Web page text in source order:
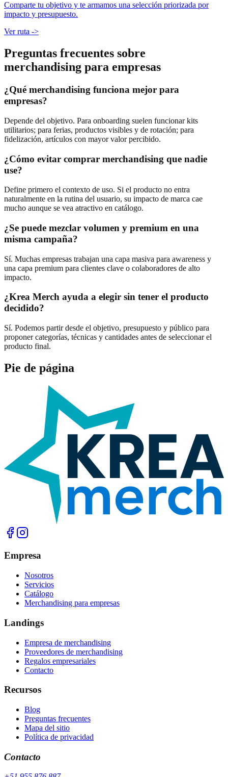
Comparte tu objetivo y te armamos una selección priorizada por
impacto y presupuesto.
Ver ruta ->
Preguntas frecuentes sobre
merchandising para empresas
¿Qué merchandising funciona mejor para
empresas?
Depende del objetivo. Para onboarding suelen funcionar kits
utilitarios; para ferias, productos visibles y de rotación; para
fidelización, artículos con mayor valor percibido.
¿Cómo evitar comprar merchandising que nadie
use?
Define primero el contexto de uso. Si el producto no entra
naturalmente en la rutina del usuario, su impacto de marca cae
mucho aunque se vea atractivo en catálogo.
¿Se puede mezclar volumen y premium en una
misma campaña?
Sí. Muchas empresas trabajan una capa masiva para awareness y
una capa premium para clientes clave o colaboradores de alto
impacto.
¿Krea Merch ayuda a elegir sin tener el producto
decidido?
Sí. Podemos partir desde el objetivo, presupuesto y público para
proponer categorías, técnicas y cantidades antes de seleccionar el
producto final.
Pie de página
Empresa
Nosotros
Servicios
Catálogo
Merchandising para empresas
Landings
Empresa de merchandising
Proveedores de merchandising
Regalos empresariales
Contacto
Recursos
Blog
Preguntas frecuentes
Mapa del sitio
Política de privacidad
Contacto